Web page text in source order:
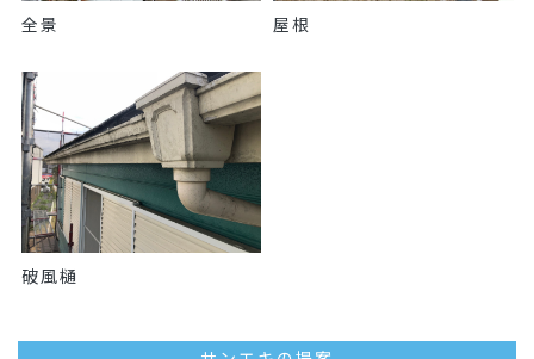
全景 屋根
破風樋